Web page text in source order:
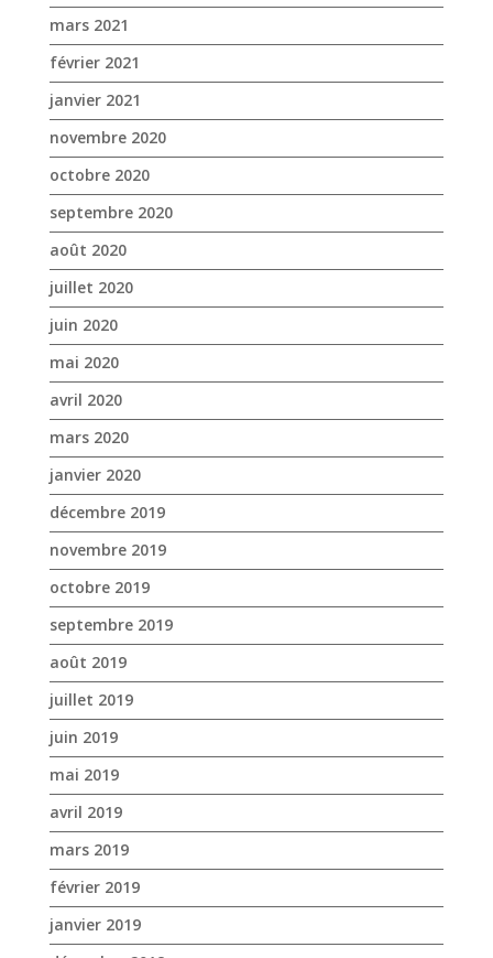
mars 2021
février 2021
janvier 2021
novembre 2020
octobre 2020
septembre 2020
août 2020
juillet 2020
juin 2020
mai 2020
avril 2020
mars 2020
janvier 2020
décembre 2019
novembre 2019
octobre 2019
septembre 2019
août 2019
juillet 2019
juin 2019
mai 2019
avril 2019
mars 2019
février 2019
janvier 2019